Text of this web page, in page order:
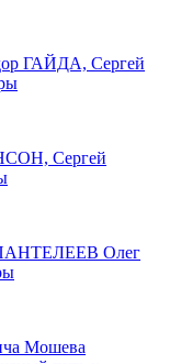
ГАЙДА, Сергей
Сергей
ПАНТЕЛЕЕВ Олег
Мошева